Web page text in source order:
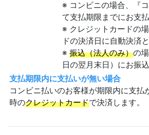
※ コンビニの場合、『
て支払期限までにお支
※ クレジットカードの
ドの決済日に自動決済
※ 振込（法人のみ）の
日の翌月末日）にお振込
支払期限内に支払いが無い場合
コンビニ払いのお客様が期限内に支払
時のクレジットカードで決済します。